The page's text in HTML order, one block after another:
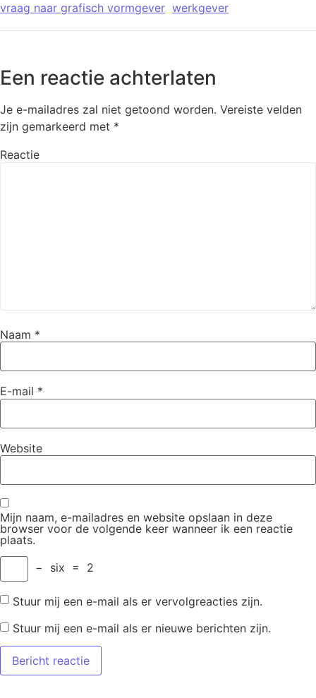
vraag naar grafisch vormgever werkgever
Een reactie achterlaten
Je e-mailadres zal niet getoond worden. Vereiste velden
zijn gemarkeerd met *
Reactie
Naam *
E-mail *
Website
Mijn naam, e-mailadres en website opslaan in deze
browser voor de volgende keer wanneer ik een reactie
plaats.
−
six = 2
Stuur mij een e-mail als er vervolgreacties zijn.
Stuur mij een e-mail als er nieuwe berichten zijn.